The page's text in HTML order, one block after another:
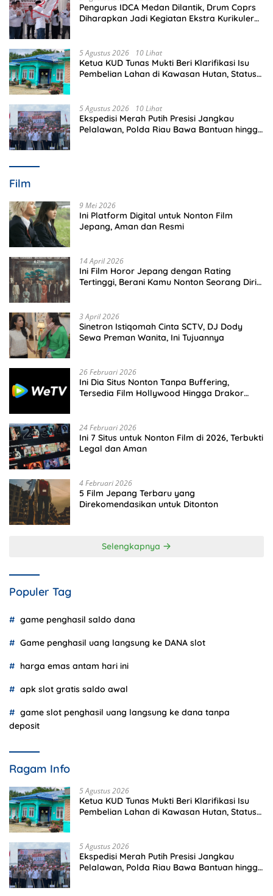
Pengurus IDCA Medan Dilantik, Drum Coprs
Diharapkan Jadi Kegiatan Ekstra Kurikuler
5 Agustus 2026 10 Lihat
Ketua KUD Tunas Mukti Beri Klarifikasi Isu
Pembelian Lahan di Kawasan Hutan, Status
5 Agustus 2026 10 Lihat
Ekspedisi Merah Putih Presisi Jangkau
Pelalawan, Polda Riau Bawa Bantuan hingga
Film
9 Mei 2026
Ini Platform Digital untuk Nonton Film
Jepang, Aman dan Resmi
14 April 2026
Ini Film Horor Jepang dengan Rating
Tertinggi, Berani Kamu Nonton Seorang Diri
3 April 2026
Sinetron Istiqomah Cinta SCTV, DJ Dody
Sewa Preman Wanita, Ini Tujuannya
26 Februari 2026
Ini Dia Situs Nonton Tanpa Buffering,
Tersedia Film Hollywood Hingga Drakor
24 Februari 2026
Ini 7 Situs untuk Nonton Film di 2026, Terbukti
Legal dan Aman
4 Februari 2026
5 Film Jepang Terbaru yang
Direkomendasikan untuk Ditonton
Selengkapnya
Populer Tag
game penghasil saldo dana
Game penghasil uang langsung ke DANA slot
harga emas antam hari ini
apk slot gratis saldo awal
game slot penghasil uang langsung ke dana tanpa
deposit
Ragam Info
5 Agustus 2026
Ketua KUD Tunas Mukti Beri Klarifikasi Isu
Pembelian Lahan di Kawasan Hutan, Status
5 Agustus 2026
Ekspedisi Merah Putih Presisi Jangkau
Pelalawan, Polda Riau Bawa Bantuan hingga